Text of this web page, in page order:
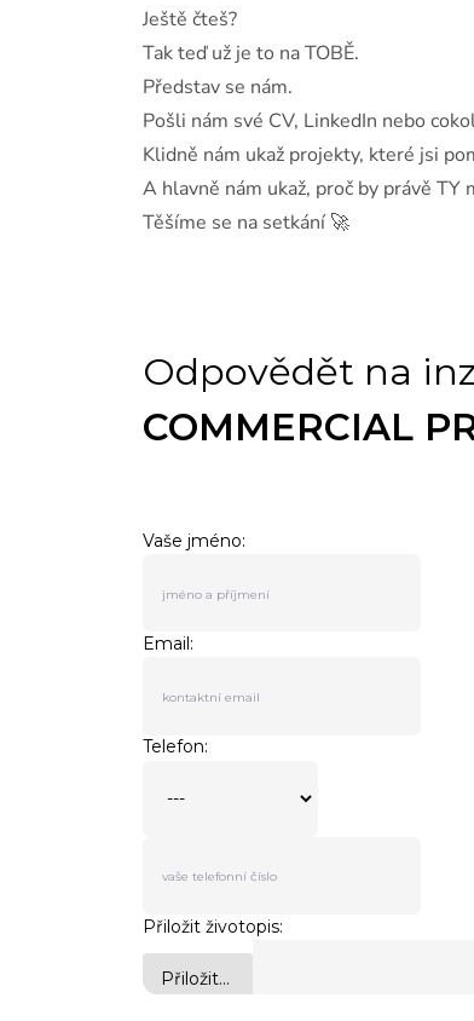
Ještě čteš?
Tak teď už je to na TOBĚ.
Představ se nám.
Pošli nám své CV, LinkedIn nebo
Klidně nám ukaž projekty, které jsi
A hlavně nám ukaž, proč by právě
Těšíme se na setkání 🚀